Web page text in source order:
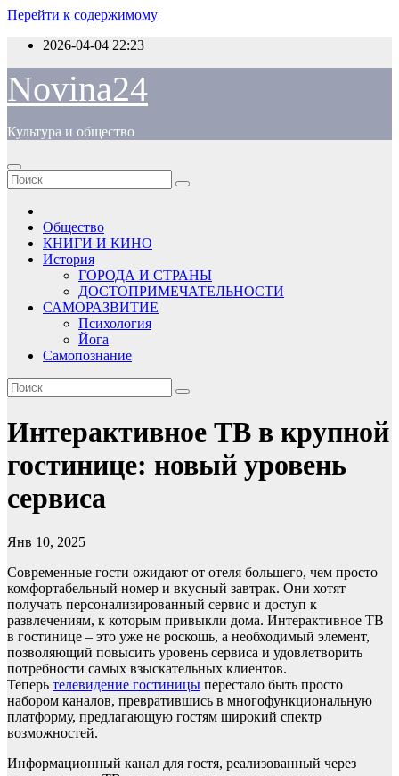
Перейти к содержимому
2026-04-04 22:23
Novina24
Культура и общество
Общество
КНИГИ И КИНО
История
ГОРОДА И СТРАНЫ
ДОСТОПРИМЕЧАТЕЛЬНОСТИ
САМОРАЗВИТИЕ
Психология
Йога
Самопознание
Интерактивное ТВ в крупной
гостинице: новый уровень
сервиса
Янв 10, 2025
Современные гости ожидают от отеля большего, чем просто
комфортабельный номер и вкусный завтрак. Они хотят
получать персонализированный сервис и доступ к
развлечениям, к которым привыкли дома. Интерактивное ТВ
в гостинице – это уже не роскошь, а необходимый элемент,
позволяющий повысить уровень сервиса и удовлетворить
потребности самых взыскательных клиентов.
Теперь телевидение гостиницы перестало быть просто
набором каналов, превратившись в многофункциональную
платформу, предлагающую гостям широкий спектр
возможностей.
Информационный канал для гостя, реализованный через